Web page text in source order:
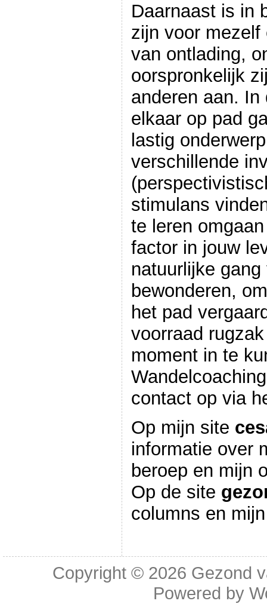
Daarnaast is in
zijn voor mezelf
van ontlading,
oorspronkelijk
anderen aan.
elkaar op pad
lastig
verschillende
stimulans
te leren
factor in jouw
natuurlijke
bewonderen,
het pad
voorraad
moment in te
contact op via
Op mijn site
informatie over
beroep en mijn
Op de site
columns en
Copyright © 2026 Gezond
Powered by